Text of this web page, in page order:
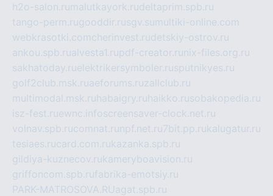
h2o-salon.ru malutkayork.rudeltaprim.spb.ru
tango-perm.rugooddir.rusgv.su multiki-online.com
webkrasotki.comcherinvest.rudetskiy-ostrov.ru
ankou.spb.rualvesta1.rupdf-creator.ru nix-files.org.ru
sakhatoday.ruelektrikersymboler.rusputnikyes.ru
golf2club.msk.ruaeforums.ruzallclub.ru
multimodal.msk.ru habaigry.ru haikko.rusobakopedia.ru
isz-fest.ruewnc.infoscreensaver-clock.net.ru
volnav.spb.rucomnat.ru npf.net.ru7bit.pp.rukalugatur.ru
tesiaes.rucard.com.rukazanka.spb.ru
gildiya-kuznecov.rukameryboavision.ru
griffoncom.spb.rufabrika-emotsiy.ru
PARK-MATROSOVA.RUagat.spb.ru